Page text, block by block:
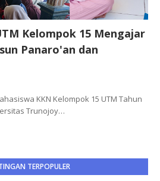
Kelompok 15 Mengajar
Panaro'an dan
KKN Kelompok 15 UTM Tahun
Trunojoy…
TERPOPULER